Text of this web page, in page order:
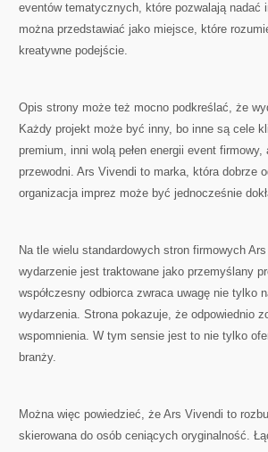
eventów tematycznych, które pozwalają nadać
można przedstawiać jako miejsce, które
kreatywne podejście.
Opis strony może też mocno podkreślać, że
Każdy projekt może być inny, bo inne są cele
premium, inni wolą pełen energii event
przewodni. Ars Vivendi to marka, która dobrze
organizacja imprez może być jednocześnie
Na tle wielu standardowych stron firmowych
wydarzenie jest traktowane jako przemyślany
współczesny odbiorca zwraca uwagę nie tylko
wydarzenia. Strona pokazuje, że odpowiednio
wspomnienia. W tym sensie jest to nie tylko
branży.
Można więc powiedzieć, że Ars Vivendi to
skierowana do osób ceniących oryginalność.